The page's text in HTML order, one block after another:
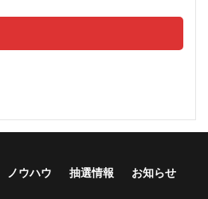
ノウハウ 抽選情報 お知らせ